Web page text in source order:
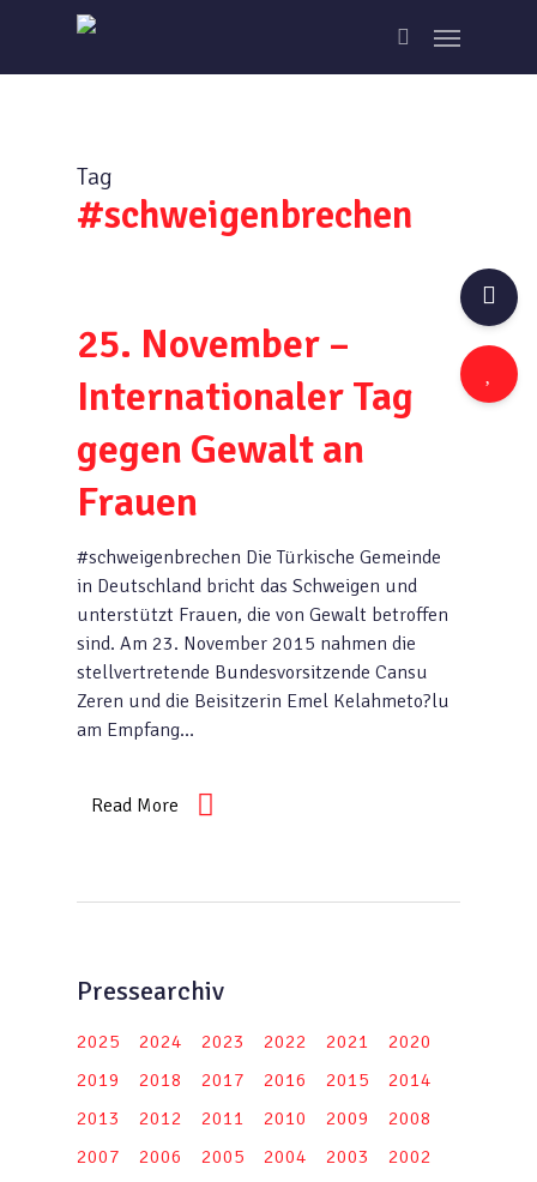
main
search
Menu
Tag
#schweigenbrechen
25. November –
Internationaler Tag
gegen Gewalt an
Frauen
#schweigenbrechen Die Türkische Gemeinde
in Deutschland bricht das Schweigen und
unterstützt Frauen, die von Gewalt betroffen
sind. Am 23. November 2015 nahmen die
stellvertretende Bundesvorsitzende Cansu
Zeren und die Beisitzerin Emel Kelahmeto?lu
am Empfang…
Read More
Pressearchiv
2025 2024 2023 2022 2021
2020
2019
2018 2017 2016 2015
2014
2013
2012 2011 2010 2009
2008
2007
2006 2005 2004 2003
2002